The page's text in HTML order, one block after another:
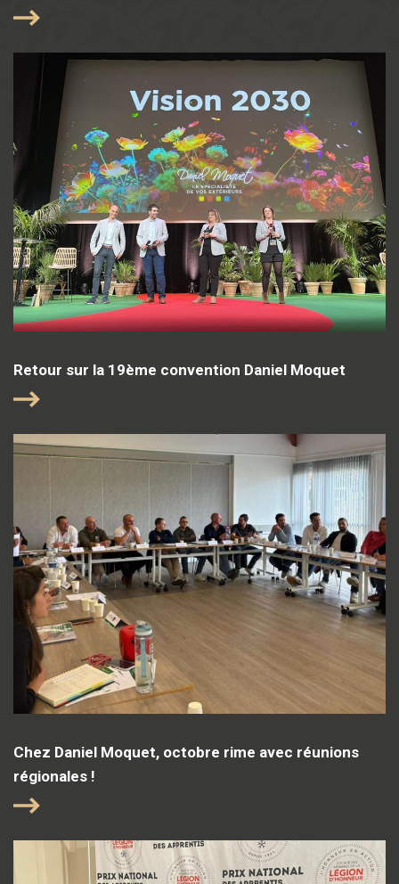
Retour sur la 19ème convention Daniel Moquet
Chez Daniel Moquet, octobre rime avec réunions
régionales !